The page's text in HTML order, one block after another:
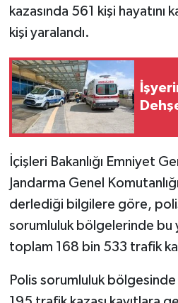
kazasında 561 kişi
kişi yaralandı.
İçişleri Bakanlığı Emniyet
Jandarma Genel
derlediği bilgilere göre,
sorumluluk bölgelerinde bu
toplam 168 bin 533 trafik
Polis sorumluluk